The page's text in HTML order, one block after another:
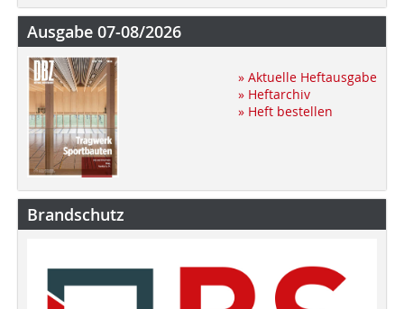
Ausgabe 07-08/2026
» Aktuelle Heftausgabe
» Heftarchiv
» Heft bestellen
Brandschutz